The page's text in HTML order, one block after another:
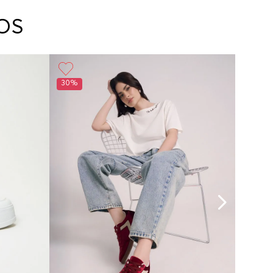
la recogida del producto en la dirección
30%